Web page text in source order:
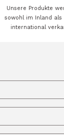
Unsere Produkte
sowohl im Inland als
international